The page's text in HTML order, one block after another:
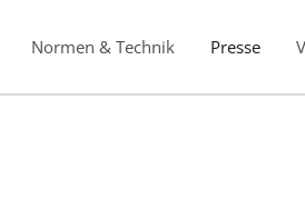
Normen & Technik Presse